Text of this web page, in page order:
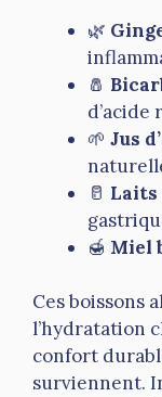
🌿
🧂
d’acide
🌱 Jus
🥛 Laits
🍯 Miel
Ces boissons
l’hydratation
confort
surviennent.